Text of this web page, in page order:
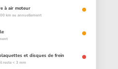
à air moteur
km ou annuellement
et disques de frein
reste < 3 mm